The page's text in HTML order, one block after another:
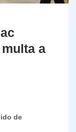
a
de